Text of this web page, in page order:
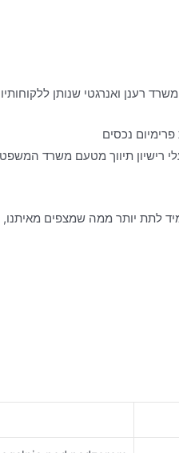
רענן ואנרגטי שנותן
נכסים
לתת יותר ממה שמצפים